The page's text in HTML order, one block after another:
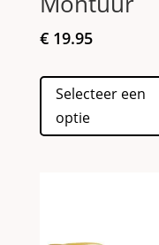
€19.95
Selecteer een
optie